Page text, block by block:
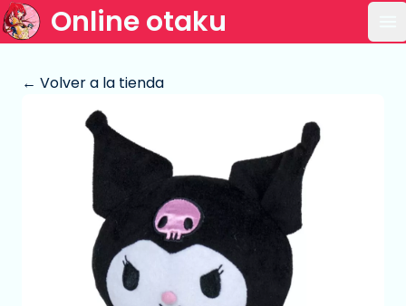
Online otaku
← Volver a la tienda